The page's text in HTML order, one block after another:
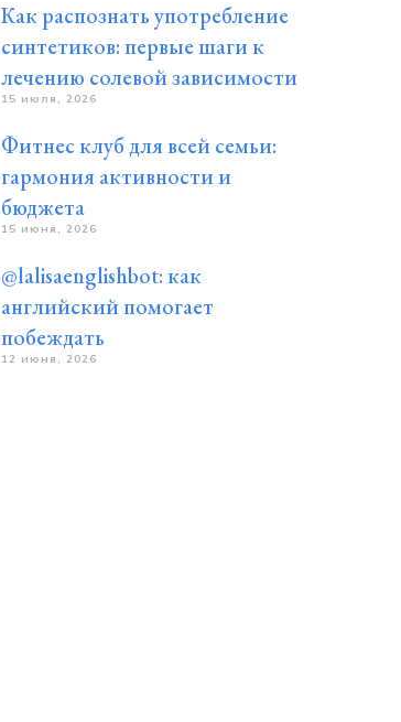
Как распознать употребление
синтетиков: первые шаги к
лечению солевой зависимости
15 июля, 2026
Фитнес клуб для всей семьи:
гармония активности и
бюджета
15 июня, 2026
@lalisaenglishbot: как
английский помогает
побеждать
12 июня, 2026